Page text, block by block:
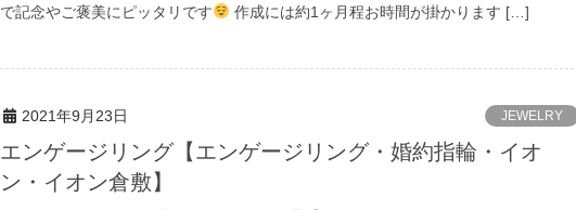
で記念やご褒美にピッタリです
作成には約1ヶ月程お時間が掛かります […]
2021年9月23日 JEWELRY
エンゲージリング【エンゲージリング・婚約指輪・イオ
ン・イオン倉敷】